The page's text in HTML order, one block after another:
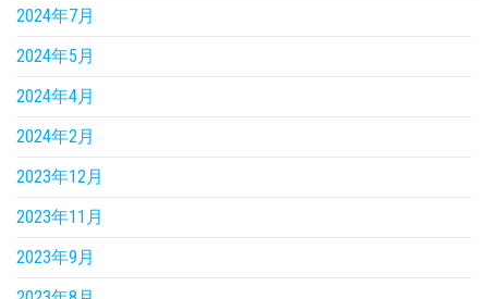
2024年7月
2024年5月
2024年4月
2024年2月
2023年12月
2023年11月
2023年9月